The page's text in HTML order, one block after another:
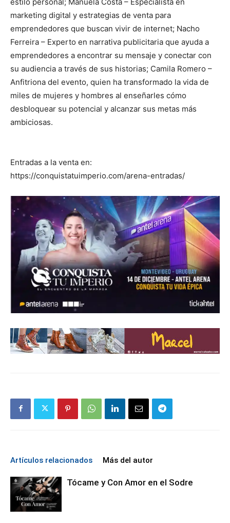
marketing digital y estrategias de venta para
emprendedores que buscan vivir de internet; Nacho
Ferreira – Experto en narrativa publicitaria que ayuda a
emprendedores a encontrar su mensaje y conectar con
su audiencia a través de sus historias; Camila Romero –
Anfitriona del evento, quien ha transformado la vida de
miles de mujeres y hombres al enseñarles cómo
desbloquear su potencial y alcanzar sus metas más
ambiciosas.
Entradas a la venta en:
https://conquistatuimperio.com/arena-entradas/
Artículos relacionados Más del autor
Tócame y Con Amor en el Sodre